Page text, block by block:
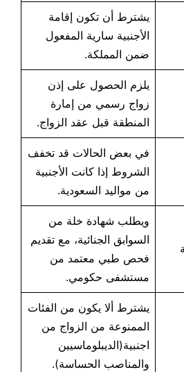
يشترط أن تكون إقامة
الأجنبية سارية المفعول
ضمن المملكة.
يلزم الحصول على إذن
زواج رسمي من إمارة
المنطقة قبل عقد الزواج.
في بعض الحالات قد تخفف
الشروط إذا كانت الأجنبية
من مواليد السعودية.
ويطلب شهادة خلة من
السوابق الجنائية، مع تقديم
فحص طبي معتمد من
مستشفى حكومي.
يشترط ألا يكون من الفئات
الممنوعة من الزواج من
اجنبية(الديبلوماسيين
والمناصب الحساسة).